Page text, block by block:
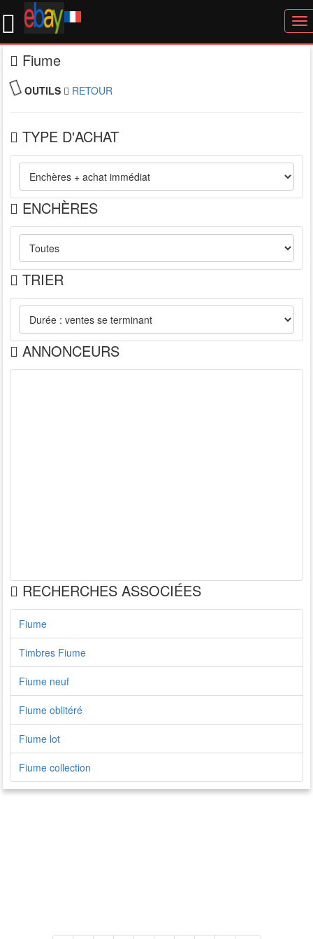
Fiume
OUTILS RETOUR
TYPE D'ACHAT
ENCHÈRES
TRIER
ANNONCEURS
RECHERCHES ASSOCIÉES
Fiume
Timbres Fiume
Fiume neuf
Fiume oblitéré
Fiume lot
Fiume collection